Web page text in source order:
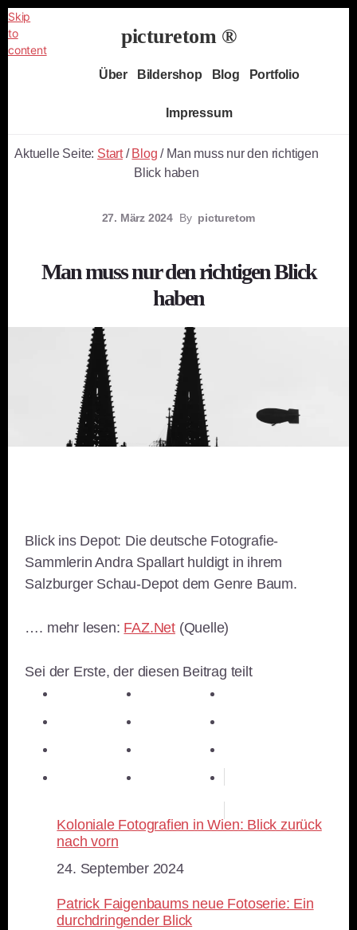
Skip
to
content
picturetom ®
Independent
Über Bildershop Blog Portfolio
Impressum
Aktuelle Seite: Start / Blog /Man muss nur den richtigen
Blick haben
27. März 2024 By picturetom
Man muss nur den richtigen Blick
haben
Blick ins Depot: Die deutsche Fotografie-
Sammlerin Andra Spallart huldigt in ihrem
Salzburger Schau-Depot dem Genre Baum.
…. mehr lesen: FAZ.Net (Quelle)
Sei der Erste, der diesen Beitrag teilt
Koloniale Fotografien in Wien: Blick zurück
nach vorn
Datum
24. September 2024
Patrick Faigenbaums neue Fotoserie: Ein
durchdringender Blick